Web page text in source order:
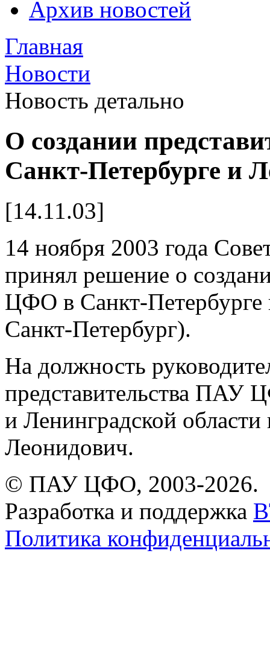
Архив новостей
Главная
Новости
Новость детально
О создании
Санкт-Петербурге и
[14.11.03]
14 ноября 2003 года
принял решение о
ЦФО в Санкт-Петербурге
Санкт-Петербург).
На должность
представительства ПАУ
и Ленинградской
Леонидович.
© ПАУ ЦФО, 2003-2026.
Разработка и поддержка
Политика